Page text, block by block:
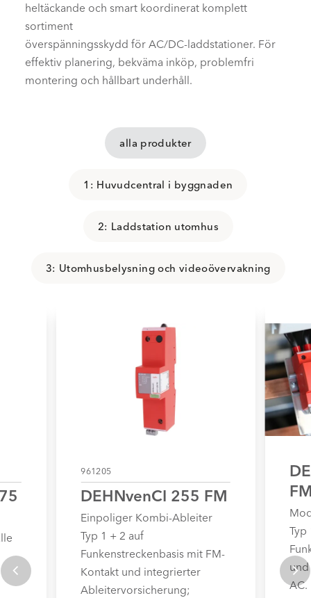
heltäckande och smart koordinerat komplett
sortiment
överspänningsskydd för AC/DC-laddstationer. För
effektiv planering, bekväma inköp, problemfri
montering och hållbart underhåll.
alla produkter
1: Huvudcentral i byggnaden
2: Laddstation utomhus
3: Utomhusbelysning och videoövervakning
961205
DEHNvenCI 255 FM
Einpoliger Kombi-Ableiter
Typ 1 + 2 auf
Funkenstreckenbasis mit FM-
Kontakt und integrierter
Ableitervorsicherung;
Typ
AC.